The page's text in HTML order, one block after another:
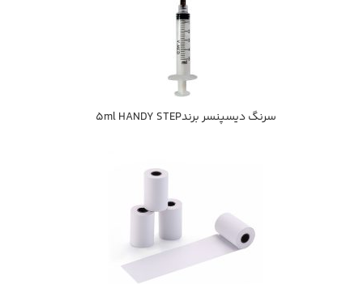
سرنگ ديسپنسر برند5ml HANDY STEP